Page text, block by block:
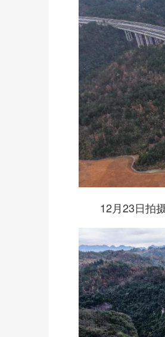
12月23日拍摄